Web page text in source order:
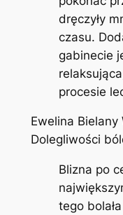
dręczyły
czasu.
gabinecie
procesie
Ewelina Bielany
Dolegliwości
Blizna po
tego